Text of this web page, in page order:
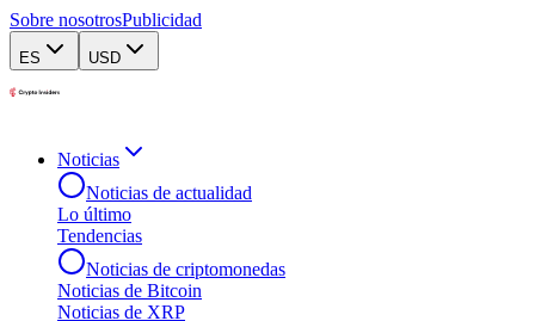
Sobre nosotrosPublicidad
ES USD
Noticias
Noticias de actualidad
Lo último
Tendencias
Noticias de criptomonedas
Noticias de Bitcoin
Noticias de XRP